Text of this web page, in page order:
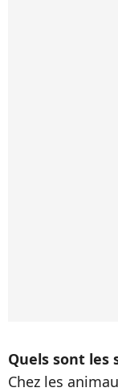
Quels sont les
Chez les